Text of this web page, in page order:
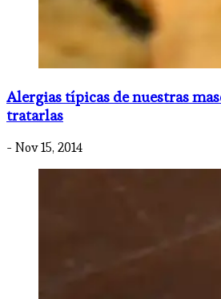
Alergias típicas de nuestras
tratarlas
- Nov 15, 2014